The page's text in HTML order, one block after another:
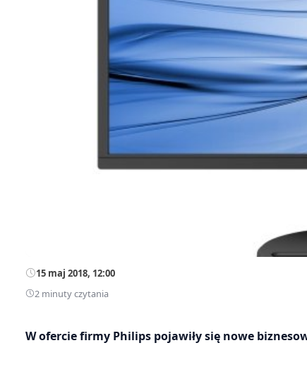
15 maj 2018, 12:00
2 minuty czytania
W ofercie firmy Philips pojawiły się nowe